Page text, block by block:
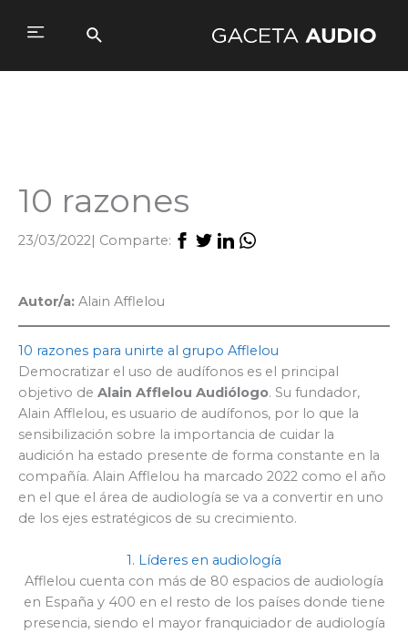
Buscar
10 razones
23/03/2022| Comparte:
Autor/a: Alain Afflelou
10 razones para unirte al grupo Afflelou
Democratizar el uso de audífonos es el principal
objetivo de Alain Afflelou Audiólogo. Su fundador,
Alain Afflelou, es usuario de audífonos, por lo que la
sensibilización sobre la importancia de cuidar la
audición ha estado presente de forma constante en la
compañía. Alain Afflelou ha marcado 2022 como el año
en el que el área de audiología se va a convertir en uno
de los ejes estratégicos de su crecimiento.
1. Líderes en audiología
Afflelou cuenta con más de 80 espacios de audiología
en España y 400 en el resto de los países donde tiene
presencia, siendo el mayor franquiciador de audiología